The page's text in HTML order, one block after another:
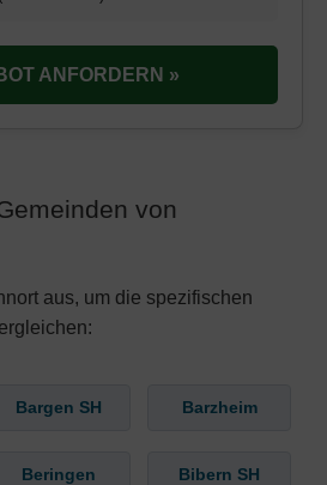
ANFORDERN »
von
aus, um die spezifischen
Bargen SH Barzheim
Beringen Bibern SH